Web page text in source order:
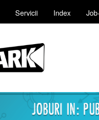
Servicii Index